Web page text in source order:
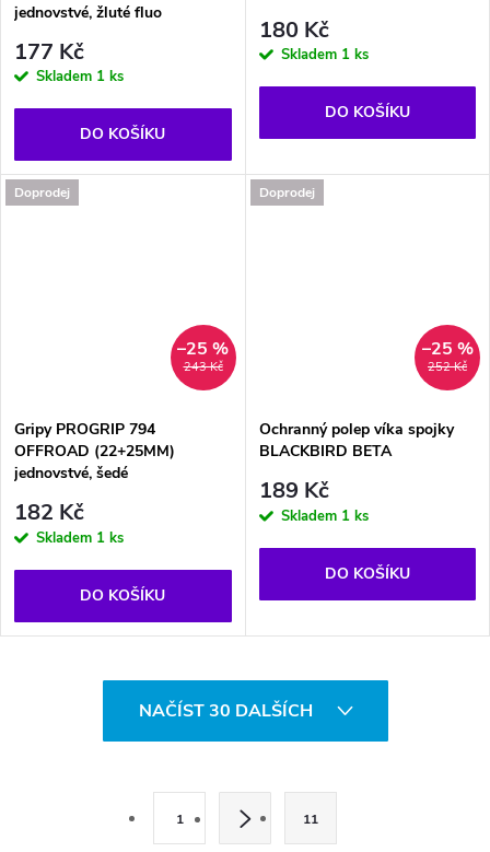
jednovstvé, žluté fluo
177 Kč
Skladem 1 ks
DO KOŠÍKU
180 Kč
Skladem 1 ks
DO KOŠÍKU
Doprodej
243 Kč
–25 %
Gripy PROGRIP 794
OFFROAD (22+25MM)
jednovstvé, šedé
182 Kč
Skladem 1 ks
DO KOŠÍKU
Doprodej
252 Kč
–25 %
Ochranný polep víka spojky
BLACKBIRD BETA
189 Kč
Skladem 1 ks
DO KOŠÍKU
NAČÍST 30 DALŠÍCH
1 11